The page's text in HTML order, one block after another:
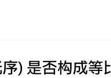
) 是否构成等